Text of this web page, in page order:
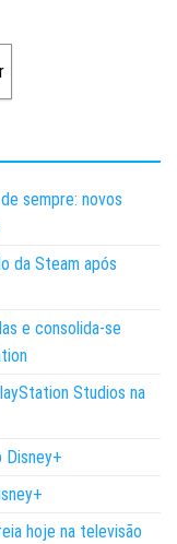
sempre: novos
da Steam após
e consolida-se
Studios na
Disney+
hoje na televisão